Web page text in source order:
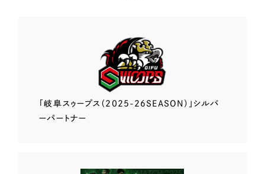
「岐阜スゥープス （2025-26SEASON）」 シルバ
ーパートナー